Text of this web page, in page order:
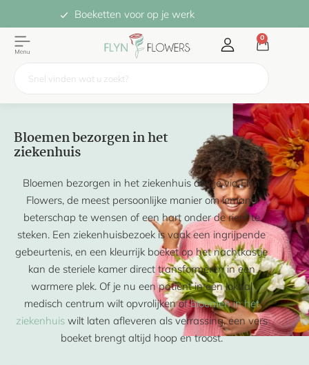
Boeketten voor op je werk
0
Bloemen bezorgen in het
ziekenhuis
Bloemen bezorgen in het ziekenhuis doe je via Flyn
Flowers, de meest persoonlijke manier om iemand
beterschap te wensen of een hart onder de riem te
steken. Een ziekenhuisbezoek is vaak een ingrijpende
gebeurtenis, en een kleurrijk boeket op het nachtkastje
kan de steriele kamer direct transformeren in een
warmere plek. Of je nu een patiënt in een lokaal
medisch centrum wilt opvrolijken ofbloemen in het
ziekenhuiswilt laten afleveren als verrassing, een vers
boeket brengt altijd hoop en troost.